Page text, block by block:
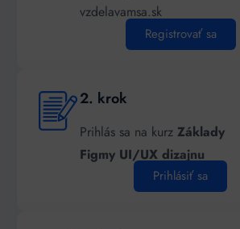
vzdelavamsa.sk
Registrovať sa
2. krok
Prihlás sa na kurz Základy
Figmy UI/UX dizajnu
Prihlásiť sa